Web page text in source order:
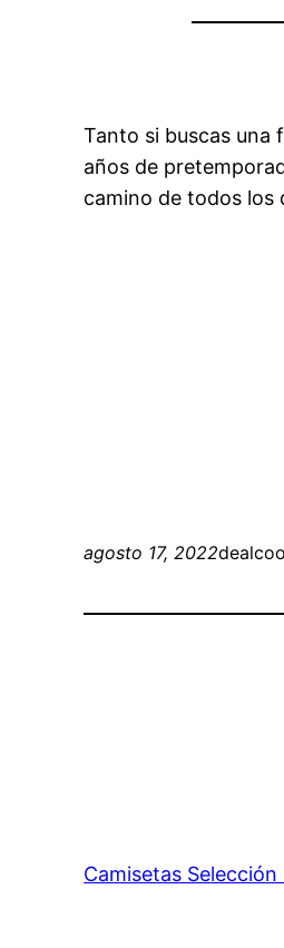
Tanto si buscas una
años de
camino de todos los
agosto 17, 2022
Camisetas Selección